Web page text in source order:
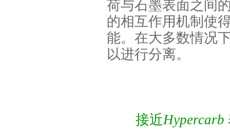
荷与石墨表面之间
的相互作用机制使
能。在大多数情况
以进行分离。
接近Hypercarb